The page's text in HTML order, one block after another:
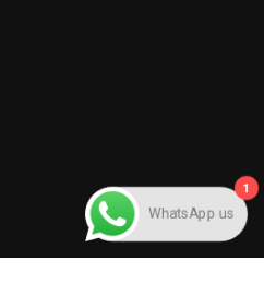
1
WhatsApp us